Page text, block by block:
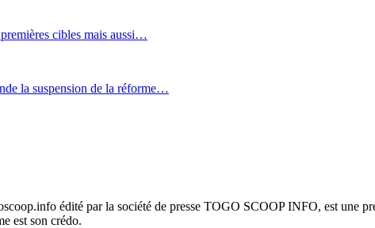
cibles mais aussi…
la suspension de la réforme…
édité par la société de presse TOGO SCOOP INFO, est une
est son crédo.